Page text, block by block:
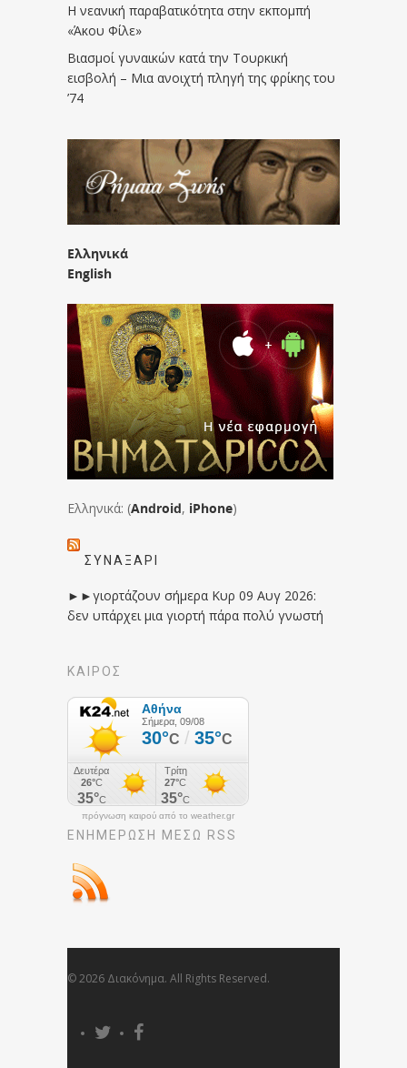
Η νεανική παραβατικότητα στην εκπομπή
«Άκου Φίλε»
Βιασμοί γυναικών κατά την Τουρκική
εισβολή – Μια ανοιχτή πληγή της φρίκης του
’74
Ελληνικά
English
Ελληνικά: (Android, iPhone)
ΣΥΝΑΞΆΡΙ
►►γιορτάζουν σήμερα Κυρ 09 Αυγ 2026:
δεν υπάρχει μια γιορτή πάρα πολύ γνωστή
ΚΑΙΡΟΣ
πρόγνωση καιρού από το weather.gr
ΕΝΗΜΈΡΩΣΉ ΜΕΣΩ RSS
© 2026 Διακόνημα. All Rights Reserved.